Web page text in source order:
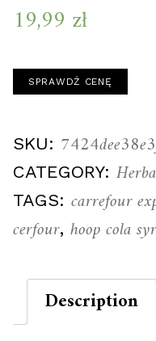
19,99 zł
SPRAWDŹ CENĘ
SKU:
CATEGORY:
TAGS: carrefour
cerfour, hoop cola
Description